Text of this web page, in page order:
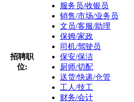
招聘职
位:
服务员/收银员
销售/市场/业务员
文员/客服/助理
保姆/家政
司机/驾驶员
保安/保洁
厨师/切配
送货/快递/仓管
工人/技工
财务/会计